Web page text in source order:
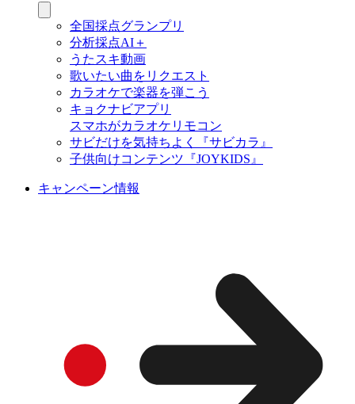
全国採点グランプリ
分析採点AI＋
うたスキ動画
歌いたい曲をリクエスト
カラオケで楽器を弾こう
キョクナビアプリ
スマホがカラオケリモコン
サビだけを気持ちよく『サビカラ』
子供向けコンテンツ『JOYKIDS』
キャンペーン情報